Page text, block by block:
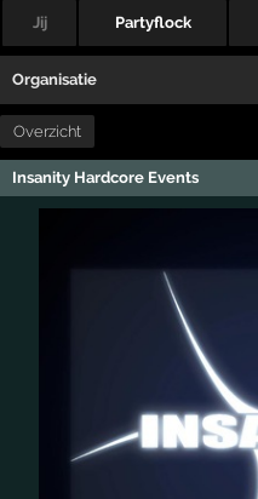
Jij Partyflock
Organisatie
Overzicht
Insanity Hardcore Events